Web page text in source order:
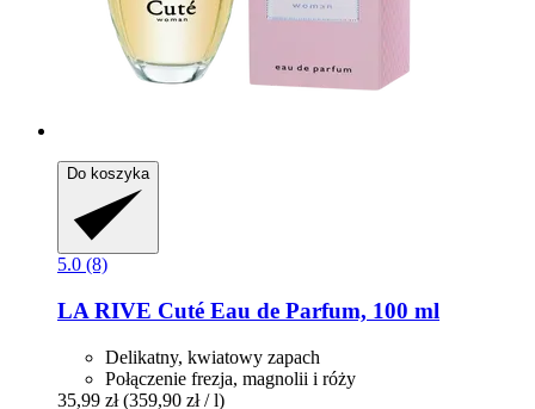
Do koszyka
5.0 (8)
LA RIVE Cuté Eau de Parfum, 100 ml
Delikatny, kwiatowy zapach
Połączenie frezja, magnolii i róży
35,99 zł (359,90 zł / l)